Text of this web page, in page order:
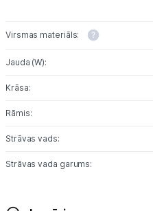
Virsmas materiāls:
Jauda (W):
Krāsa:
Rāmis:
Strāvas vads:
Strāvas vada garums: